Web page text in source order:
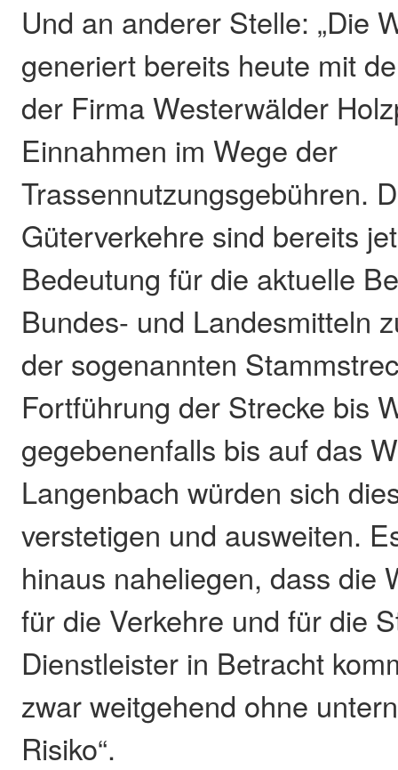
Und an anderer Stelle: „Die
generiert bereits heute mit
der Firma Westerwälder
Einnahmen im Wege der
Trassennutzungsgebühren.
Güterverkehre sind bereits
Bedeutung für die aktuelle
Bundes- und Landesmitteln
der sogenannten
Fortführung der Strecke bis
gegebenenfalls bis auf das
Langenbach würden sich
verstetigen und ausweiten.
hinaus naheliegen, dass die
für die Verkehre und für die
Dienstleister in Betracht
zwar weitgehend ohne
Risiko“.